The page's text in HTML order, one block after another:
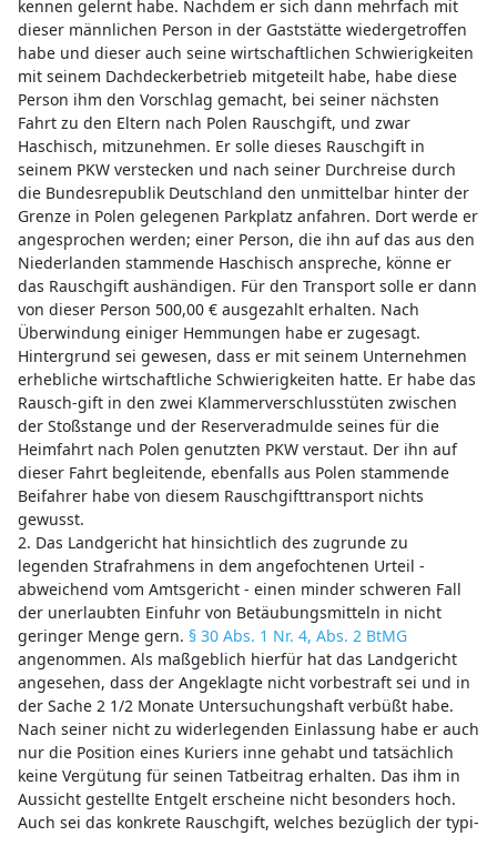
kennen gelernt habe. Nachdem er sich dann mehrfach mit
dieser männlichen Person in der Gaststätte wiedergetroffen
habe und dieser auch seine wirtschaftlichen Schwierigkeiten
mit seinem Dachdeckerbetrieb mitgeteilt habe, habe diese
Person ihm den Vorschlag gemacht, bei seiner nächsten
Fahrt zu den Eltern nach Polen Rauschgift, und zwar
Haschisch, mitzunehmen. Er solle dieses Rauschgift in
seinem PKW verstecken und nach seiner Durchreise durch
die Bundesrepublik Deutschland den unmittelbar hinter der
Grenze in Polen gelegenen Parkplatz anfahren. Dort werde er
angesprochen werden; einer Person, die ihn auf das aus den
Niederlanden stammende Haschisch anspreche, könne er
das Rauschgift aushändigen. Für den Transport solle er dann
von dieser Person 500,00 € ausgezahlt erhalten. Nach
Überwindung einiger Hemmungen habe er zugesagt.
Hintergrund sei gewesen, dass er mit seinem Unternehmen
erhebliche wirtschaftliche Schwierigkeiten hatte. Er habe das
Rausch-gift in den zwei Klammerverschlusstüten zwischen
der Stoßstange und der Reserveradmulde seines für die
Heimfahrt nach Polen genutzten PKW verstaut. Der ihn auf
dieser Fahrt begleitende, ebenfalls aus Polen stammende
Beifahrer habe von diesem Rauschgifttransport nichts
gewusst.
2. Das Landgericht hat hinsichtlich des zugrunde zu
legenden Strafrahmens in dem angefochtenen Urteil -
abweichend vom Amtsgericht - einen minder schweren Fall
der unerlaubten Einfuhr von Betäubungsmitteln in nicht
geringer Menge gern. § 30 Abs. 1 Nr. 4, Abs. 2 BtMG
angenommen. Als maßgeblich hierfür hat das Landgericht
angesehen, dass der Angeklagte nicht vorbestraft sei und in
der Sache 2 1/2 Monate Untersuchungshaft verbüßt habe.
Nach seiner nicht zu widerlegenden Einlassung habe er auch
nur die Position eines Kuriers inne gehabt und tatsächlich
keine Vergütung für seinen Tatbeitrag erhalten. Das ihm in
Aussicht gestellte Entgelt erscheine nicht besonders hoch.
Auch sei das konkrete Rauschgift, welches bezüglich der typi-